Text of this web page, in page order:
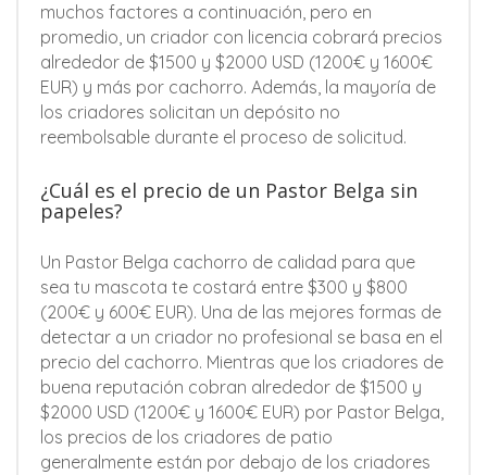
muchos factores a continuación, pero en
promedio, un criador con licencia cobrará precios
alrededor de $1500 y $2000 USD (1200€ y 1600€
EUR) y más por cachorro. Además, la mayoría de
los criadores solicitan un depósito no
reembolsable durante el proceso de solicitud.
¿Cuál es el precio de un Pastor Belga sin
papeles?
Un Pastor Belga cachorro de calidad para que
sea tu mascota te costará entre $300 y $800
(200€ y 600€ EUR). Una de las mejores formas de
detectar a un criador no profesional se basa en el
precio del cachorro. Mientras que los criadores de
buena reputación cobran alrededor de $1500 y
$2000 USD (1200€ y 1600€ EUR) por Pastor Belga,
los precios de los criadores de patio
generalmente están por debajo de los criadores